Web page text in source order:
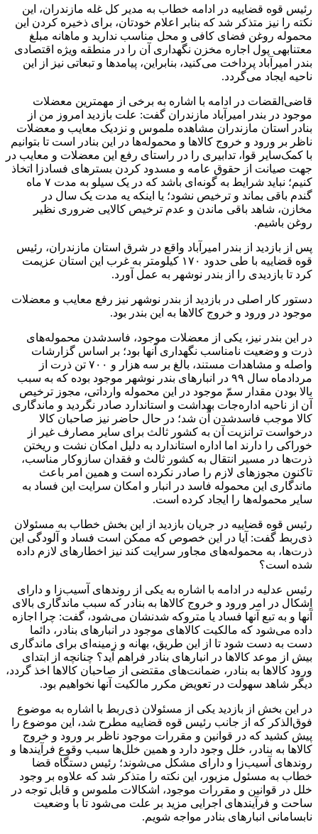
رئیس قوه قضاییه در ادامه خطاب به مدیر کل غله مازندران، این
نکته را نیز متذکر شد که بنابر اعلام خودتان، برای ذخیره کردن این
محموله روغن فضای کافی و محل مناسب ندارید و ماهانه مبلغ
معتنابهی پول اجاره مخزن نگهداری آن را در منطقه ویژه اقتصادی
بندر امیرآباد پرداخت می‌کنید، بنابراین، پیامدها و تبعاتی نیز از این
ناحیه ایجاد می‌گردد.
قاضی‌القضات در ادامه با اشاره به برخی از مهمترین معضلات
موجود در بندر امیرآباد مازندران گفت: علت بازدید امروز من از
بنادر استان مازندران مشاهده ملموس و نزدیک معایب و معضلات
ناظر بر ورود و خروج کالاها و محموله‌ها در این بنادر است تا بتوانیم
با کمک‌سایر قوا، تدابیری را در راستای رفع این معضلات و معایب در
جهت صیانت از حقوق عامه و مسدود کردن بسترهای فسادزا اتخاذ
کنیم؛ نباید شرایط به گونه‌ای باشد که در یک سیلو به مدت ۷ ماه
گندم باقی بماند و ترخیص نشود؛ یا اینکه یه مدت یک سال در
مخازن، شاهد باقی ماندن و عدم ترخیص کالایی ضروری نظیر
روغن باشیم.
پس از بازدید از بندر امیرآباد واقع در شرق استان مازندران، رئیس
قوه قضاییه با طی حدود ۱۷۰ کیلومتر به غرب این استان عزیمت
کرد تا بازدیدی را از بندر نوشهر به عمل آورد.
دستور کار اصلی در‌ بازدید از بندر نوشهر نیز رفع معایب و معضلات
موجود در ورود و خروج کالاها به این بندر بود.
در این بندر نیز، یکی‌ از معضلات موجود، فاسدشدن محموله‌های
ذرت و وضعیت نامناسب نگهداری آنها بود؛ بر اساس گزارشات
واصله و مشاهدات مستند، بالغ بر سه هزار و ۷۰۰ تن ذرت از
مردادماه سال ۹۹ در انبارهای بندر نوشهر موجود بوده که به سبب
بالا بودن مقدار سمّ موجود در این محموله وارداتی، مجوز ترخیص
آن از ناحیه اداره‌جات بهداشت و استاندارد صادر نگردید و ماندگاری
کالا موجب فاسدشدن آن شد؛ در حال حاضر نیز صاحبان کالا
درخواست ترانزیت آن به کشور ثالث برای سایر مصارف غیر از
خوراکی را دارند اما اداره استاندارد به دلیل امکان نشت و ریختن
ذرت‌ها در مسیر انتقال به کشور ثالث و فقدان سازوکار مناسب،
تاکنون مجوزهای لازم را صادر نکرده است و همین امر باعث
ماندگاری این محموله فاسد در انبار و امکان سرایت این فساد به
سایر محموله‌ها را ایجاد کرده است.
رئیس قوه قضاییه در جریان بازدید از این بخش خطاب به مسئولان
ذی‌ربط گفت: آیا در این خصوص که ممکن است فساد و آلودگی این
ذرت‌ها، به محموله‌های مجاور سرایت کند نیز اخطارهای لازم داده
شده است؟
رئیس عدلیه در ادامه با اشاره به یکی از روندهای آسیب‌زا و دارای
اِشکال در امر ورود و خروج کالاها به بنادر که سبب ماندگاری بالای
آنها و به تبع آنها فساد یا متروکه شدنشان می‌شود، گفت: چرا اجازه
داده می‌شود که مالکیت کالاهای موجود در انبارهای بنادر، دائما
دست به دست شود تا از این طریق، بهانه و زمینه‌ای برای ماندگاری
بیش از موعد کالاها در انبارهای بنادر فراهم آید؟ چنانچه از ابتدای
ورود کالاها به بنادر، ضمانت‌های مقتضی از صاحبان کالاها اخذ گردد،
دیگر شاهد سهولت در تعویض مکرر مالکیت آنها نخواهیم بود.
در این بخش از بازدید یکی از مسئولان ذی‌ربط با اشاره به موضوع
فوق‌الذکر که از جانب رئیس قوه قضاییه مطرح شد، این موضوع را
پیش کشید که در قوانین و مقررات موجود ناظر بر ورود و خروج
کالاها به بنادر، خلل وجود دارد و همین خلل‌ها سبب وقوع فرآیندها و
روندهای آسیب‌زا و دارای مشکل می‌شوند؛ رئیس دستگاه قضا
خطاب به مسئول مزبور، این نکته را متذکر شد که علاوه بر وجود
خلل در قوانین و مقررات موجود، اشکالات ملموس و قابل توجه در
ساحت و فرآیندهای اجرایی مزید بر علت می‌شود تا با وضعیت
نابسامانی انبارهای بنادر مواجه شویم.